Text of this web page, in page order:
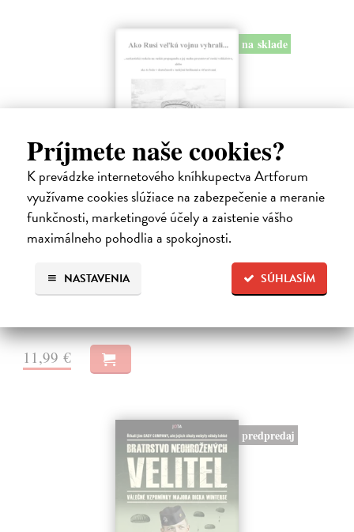
Príjmete naše cookies?
K prevádzke internetového kníhkupectva Artforum
využívame cookies slúžiace na zabezpečenie a meranie
funkčnosti, marketingové účely a zaistenie vášho
maximálneho pohodlia a spokojnosti.
SÚHLASÍM
NASTAVENIA
na sklade
Ako Rusi veľkú vojnu vyhrali...
Kumičák Juraj| Kniha
históriu Sovietskeho zväzu v pozitívnych či hrdinských podobách.
Napriek tomu sa našli v ZSSR či Rusku historici či novinári, ktorí
11,99 €
predpredaj